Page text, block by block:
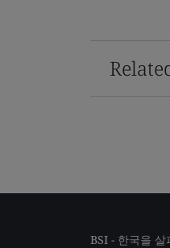
BSI - 한국을 살